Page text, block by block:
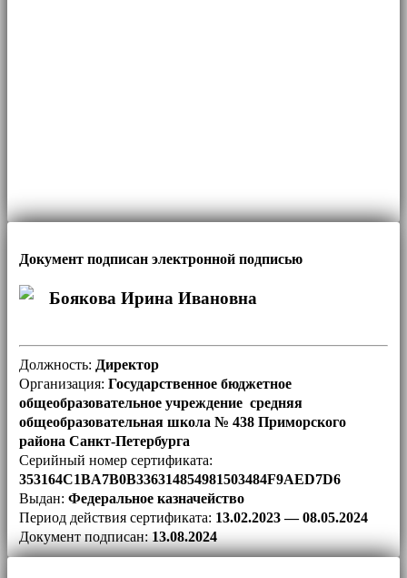
Документ подписан электронной подписью
Боякова Ирина Ивановна
Должность: Директор
Организация: Государственное бюджетное
общеобразовательное учреждение средняя
общеобразовательная школа № 438 Приморского
района Санкт-Петербурга
Серийный номер сертификата:
353164C1BA7B0B336314854981503484F9AED7D6
Выдан: Федеральное казначейство
Период действия сертификата: 13.02.2023 — 08.05.2024
Документ подписан: 13.08.2024